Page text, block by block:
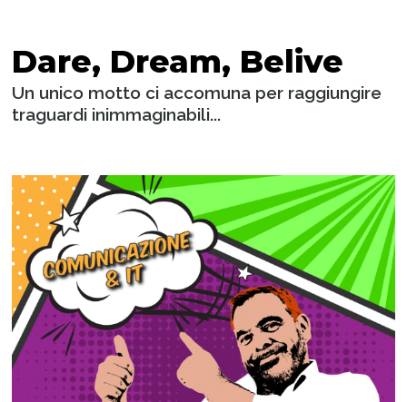
Dare, Dream, Belive
Un unico motto ci accomuna per raggiungire
traguardi inimmaginabili...